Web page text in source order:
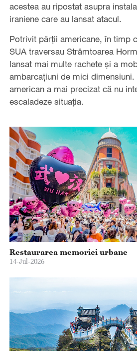
acestea au ripostat asupra
iraniene care au lansat atacul.
Potrivit părții americane, în timp
SUA traversau Strâmtoarea
lansat mai multe rachete și a
ambarcațiuni de mici dimensiuni.
american a mai precizat că nu
escaladeze situația.
Restaurarea memoriei urbane
14-Jul-2026